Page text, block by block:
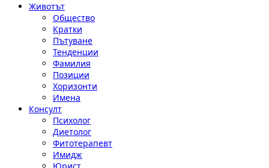
Животът
Общество
Кратки
Пътуване
Тенденции
Фамилия
Позиции
Хоризонти
Имена
Консулт
Психолог
Диетолог
Фитотерапевт
Имидж